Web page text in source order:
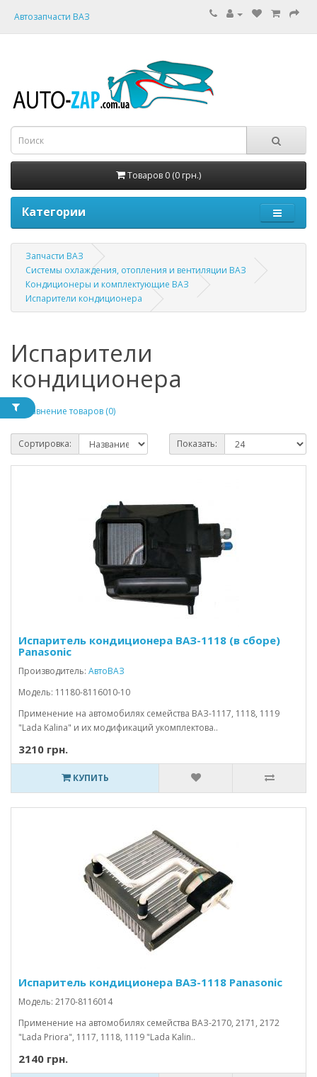
Автозапчасти ВАЗ
Товаров 0 (0 грн.)
Категории
Запчасти ВАЗ
Системы охлаждения, отопления и вентиляции ВАЗ
Кондиционеры и комплектующие ВАЗ
Испарители кондиционера
Испарители
кондиционера
Сравнение товаров (0)
Сортировка: Показать:
Испаритель кондиционера ВАЗ-1118 (в сборе)
Panasonic
Производитель: АвтоВАЗ
Модель: 11180-8116010-10
Применение на автомобилях семейства ВАЗ-1117, 1118, 1119
"Lada Kalina" и их модификаций укомплектова..
3210 грн.
КУПИТЬ
Испаритель кондиционера ВАЗ-1118 Panasonic
Модель: 2170-8116014
Применение на автомобилях семейства ВАЗ-2170, 2171, 2172
"Lada Priora", 1117, 1118, 1119 "Lada Kalin..
2140 грн.